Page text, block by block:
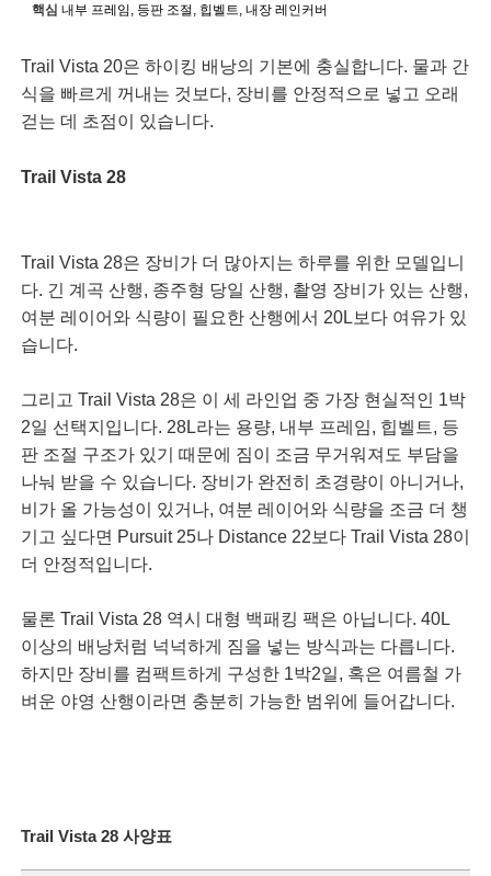
핵심 내부 프레임, 등판 조절, 힙벨트, 내장 레인커버
Trail Vista 20은 하이킹 배낭의 기본에 충실합니다. 물과 간
식을 빠르게 꺼내는 것보다, 장비를 안정적으로 넣고 오래
걷는 데 초점이 있습니다.
Trail Vista 28
Trail Vista 28은 장비가 더 많아지는 하루를 위한 모델입니
다. 긴 계곡 산행, 종주형 당일 산행, 촬영 장비가 있는 산행,
여분 레이어와 식량이 필요한 산행에서 20L보다 여유가 있
습니다.
그리고 Trail Vista 28은 이 세 라인업 중 가장 현실적인 1박
2일 선택지입니다. 28L라는 용량, 내부 프레임, 힙벨트, 등
판 조절 구조가 있기 때문에 짐이 조금 무거워져도 부담을
나눠 받을 수 있습니다. 장비가 완전히 초경량이 아니거나,
비가 올 가능성이 있거나, 여분 레이어와 식량을 조금 더 챙
기고 싶다면 Pursuit 25나 Distance 22보다 Trail Vista 28이
더 안정적입니다.
물론 Trail Vista 28 역시 대형 백패킹 팩은 아닙니다. 40L
이상의 배낭처럼 넉넉하게 짐을 넣는 방식과는 다릅니다.
하지만 장비를 컴팩트하게 구성한 1박2일, 혹은 여름철 가
벼운 야영 산행이라면 충분히 가능한 범위에 들어갑니다.
Trail Vista 28 사양표